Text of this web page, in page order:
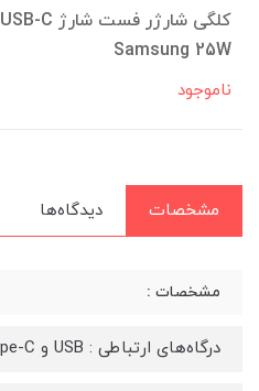
کلگی شارژر فست شارژ USB-C
Samsung 25W
ناموجود
مشخصات دیدگاه‌ها
مشخصات :
درگاه‌های ارتباطی : USB و Type-C